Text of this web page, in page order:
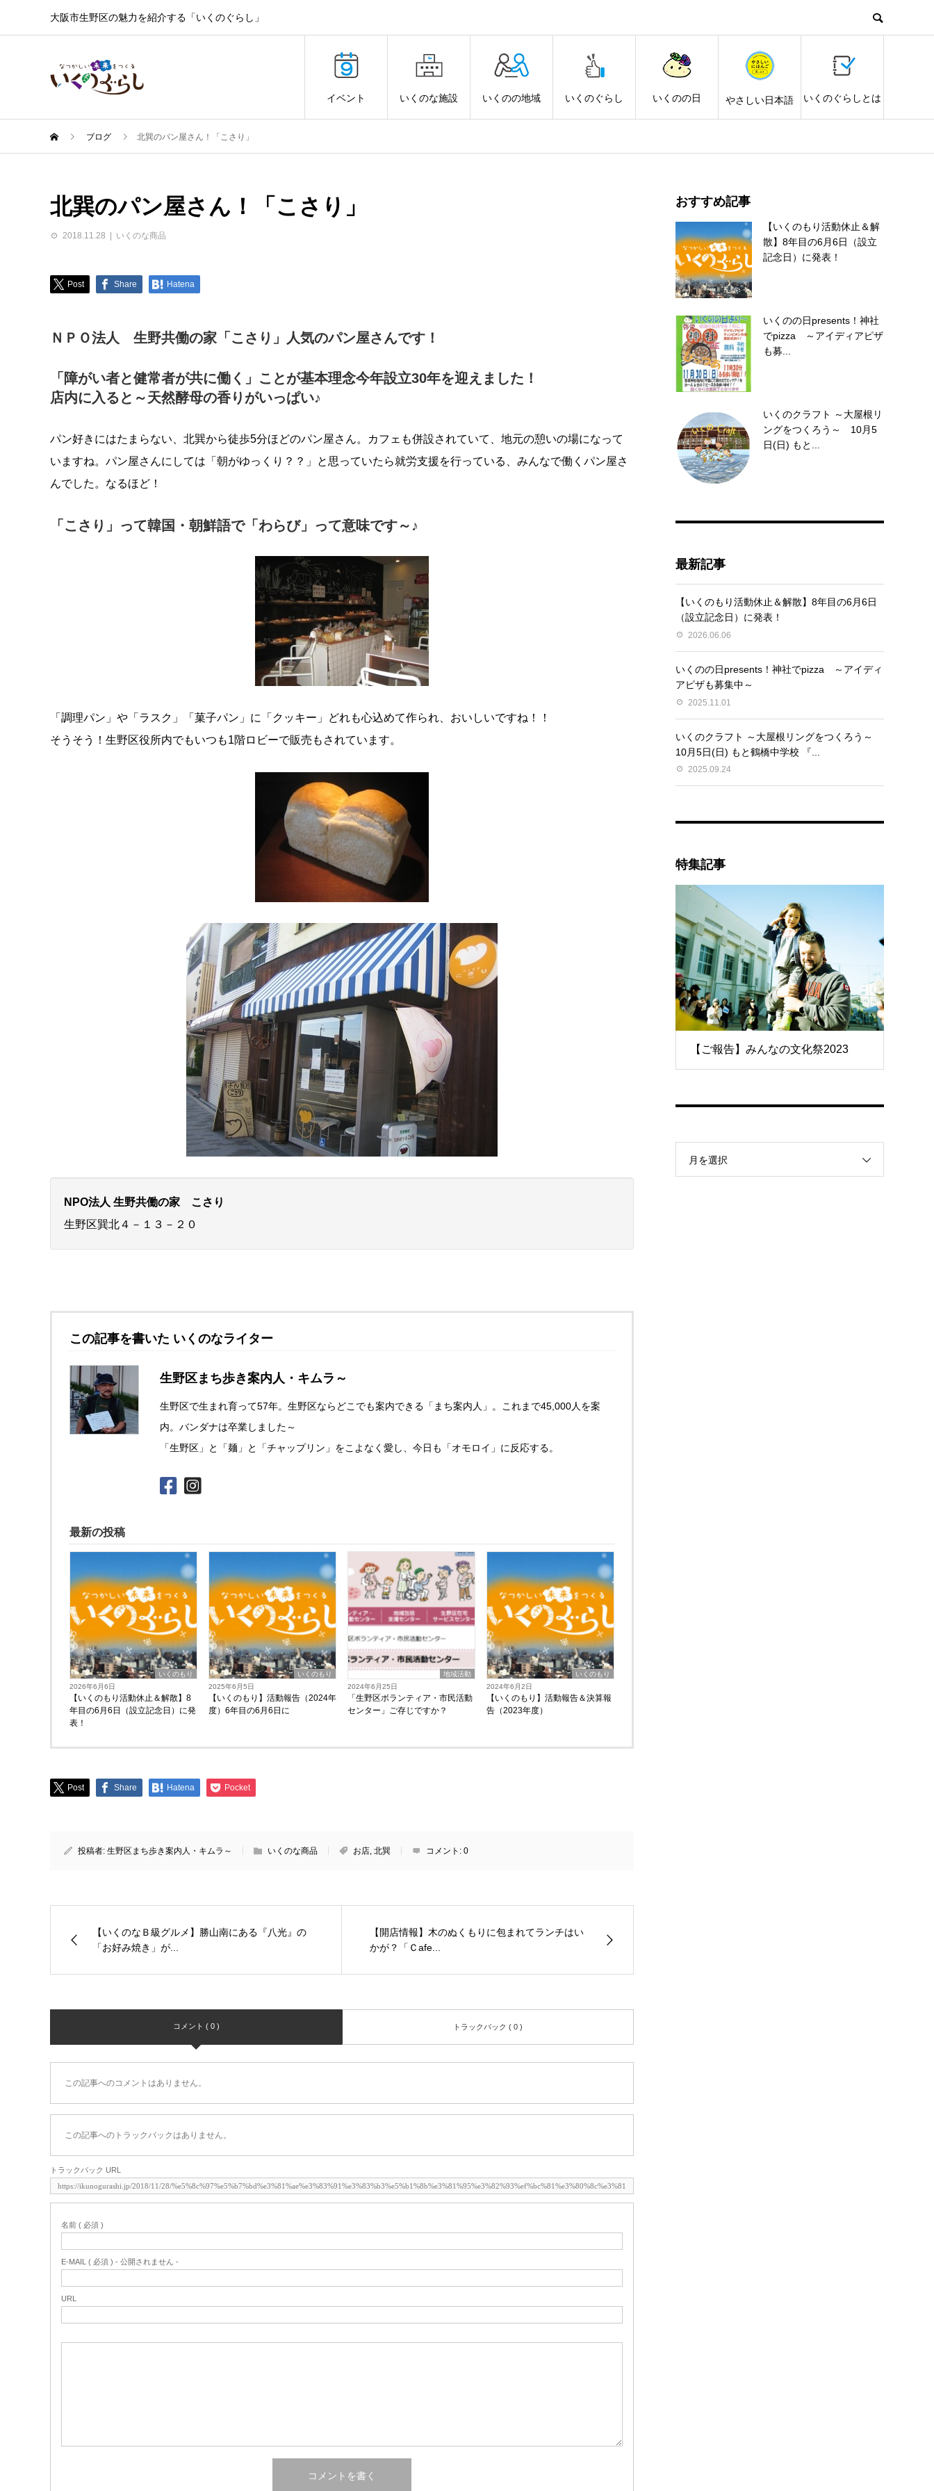
大阪市生野区の魅力を紹介する「いくのぐらし」
イベント いくのな施設 いくのの地域 いくのぐらし いくのの日 やさしい日本語 いくのぐらしとは
ブログ 北巽のパン屋さん！「こさり」
北巽のパン屋さん！「こさり」
2018.11.28 いくのな商品
Post Share Hatena
ＮＰＯ法人 生野共働の家「こさり」人気のパン屋さんです！
「障がい者と健常者が共に働く」ことが基本理念今年設立30年を迎えました！
店内に入ると～天然酵母の香りがいっぱい♪
パン好きにはたまらない、北巽から徒歩5分ほどのパン屋さん。カフェも併設されていて、地元の憩いの場になって
いますね。パン屋さんにしては「朝がゆっくり？？」と思っていたら就労支援を行っている、みんなで働くパン屋さ
んでした。なるほど！
「こさり」って韓国・朝鮮語で「わらび」って意味です～♪
「調理パン」や「ラスク」「菓子パン」に「クッキー」どれも心込めて作られ、おいしいですね！！
そうそう！生野区役所内でもいつも1階ロビーで販売もされています。
NPO法人 生野共働の家 こさり
生野区巽北４－１３－２０
この記事を書いた いくのなライター
生野区まち歩き案内人・キムラ～
生野区で生まれ育って57年。生野区ならどこでも案内できる「まち案内人」。これまで45,000人を案
内。バンダナは卒業しました～
「生野区」と「麺」と「チャップリン」をこよなく愛し、今日も「オモロイ」に反応する。
最新の投稿
いくのもり
2026年6月6日
【いくのもり活動休止＆解散】8
年目の6月6日（設立記念日）に発
表！
いくのもり
2025年6月5日
【いくのもり】活動報告（2024年
度）6年目の6月6日に
地域活動
2024年6月25日
「生野区ボランティア・市民活動
センター」ご存じですか？
いくのもり
2024年6月2日
【いくのもり】活動報告＆決算報
告（2023年度）
Post Share Hatena Pocket
投稿者: 生野区まち歩き案内人・キムラ～ いくのな商品 お店, 北巽 コメント: 0
【いくのなＢ級グルメ】勝山南にある『八光』の
「お好み焼き」が...
【開店情報】木のぬくもりに包まれてランチはい
かが？「Ｃafe...
コメント ( 0 ) トラックバック ( 0 )
この記事へのコメントはありません。
この記事へのトラックバックはありません。
トラックバック URL
名前 ( 必須 )
E-MAIL ( 必須 ) - 公開されません -
URL
おすすめ記事
【いくのもり活動休止＆解
散】8年目の6月6日（設立
記念日）に発表！
いくのの日presents！神社
でpizza ～アイディアピザ
も募...
いくのクラフト ～大屋根リ
ングをつくろう～ 10月5
日(日) もと...
最新記事
【いくのもり活動休止＆解散】8年目の6月6日
（設立記念日）に発表！
2026.06.06
いくのの日presents！神社でpizza ～アイディ
アピザも募集中～
2025.11.01
いくのクラフト ～大屋根リングをつくろう～
10月5日(日) もと鶴橋中学校 『...
2025.09.24
特集記事
【ご報告】みんなの文化祭2023
月を選択